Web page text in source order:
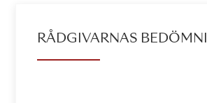
RÅDGIVARNAS